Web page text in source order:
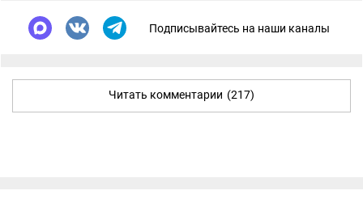
Подписывайтесь на наши каналы
Читать комментарии (217)